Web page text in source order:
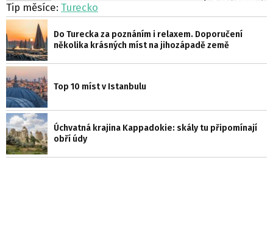
Tip měsíce: Turecko
Do Turecka za poznáním i relaxem. Doporučení
několika krásných míst na jihozápadě země
Top 10 míst v Istanbulu
Úchvatná krajina Kappadokie: skály tu připomínají
obří údy